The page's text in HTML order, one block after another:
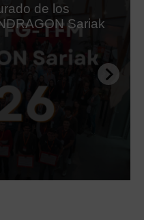
de los
Sariak